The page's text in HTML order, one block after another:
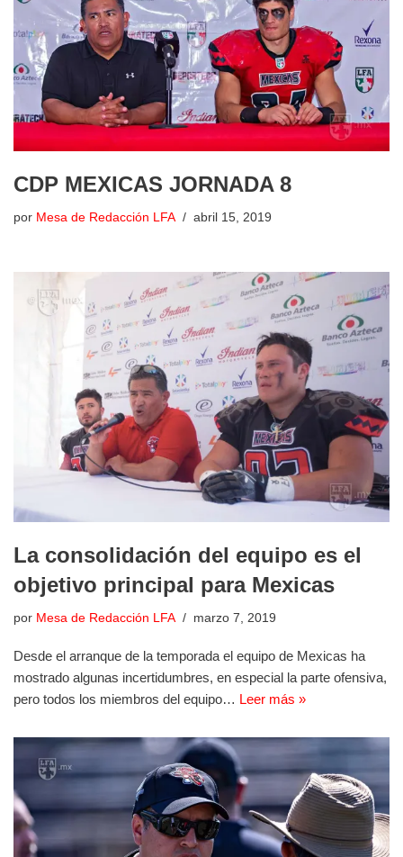
CDP MEXICAS JORNADA 8
por Mesa de Redacción LFA abril 15, 2019
La consolidación del equipo es el
objetivo principal para Mexicas
por Mesa de Redacción LFA marzo 7, 2019
Desde el arranque de la temporada el equipo de Mexicas ha
mostrado algunas incertidumbres, en especial la parte ofensiva,
pero todos los miembros del equipo… Leer más »